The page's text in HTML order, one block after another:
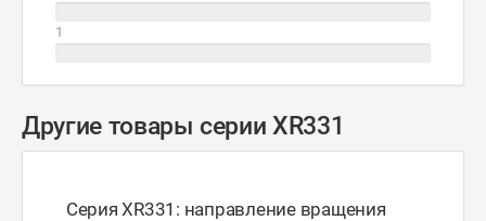
1
Другие товары серии XR331
Серия XR331: направление вращения